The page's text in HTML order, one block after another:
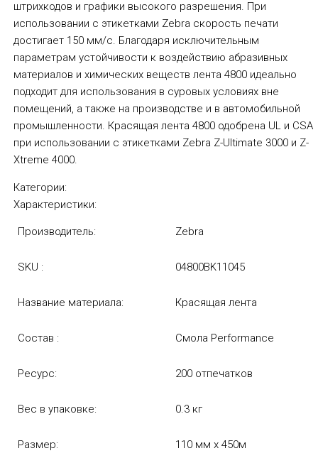
штрихкодов и графики высокого разрешения. При
использовании с этикетками Zebra скорость печати
достигает 150 мм/с. Благодаря исключительным
параметрам устойчивости к воздействию абразивных
материалов и химических веществ лента 4800 идеально
подходит для использования в суровых условиях вне
помещений, а также на производстве и в автомобильной
промышленности. Красящая лента 4800 одобрена UL и CSA
при использовании с этикетками Zebra Z-Ultimate 3000 и Z-
Xtreme 4000.
Категории:
Характеристики:
Производитель: Zebra
SKU : 04800BK11045
Название материала: Красящая лента
Состав : Смола Performance
Ресурс: 200 отпечатков
Вес в упаковке: 0.3 кг
Размер: 110 мм х 450м